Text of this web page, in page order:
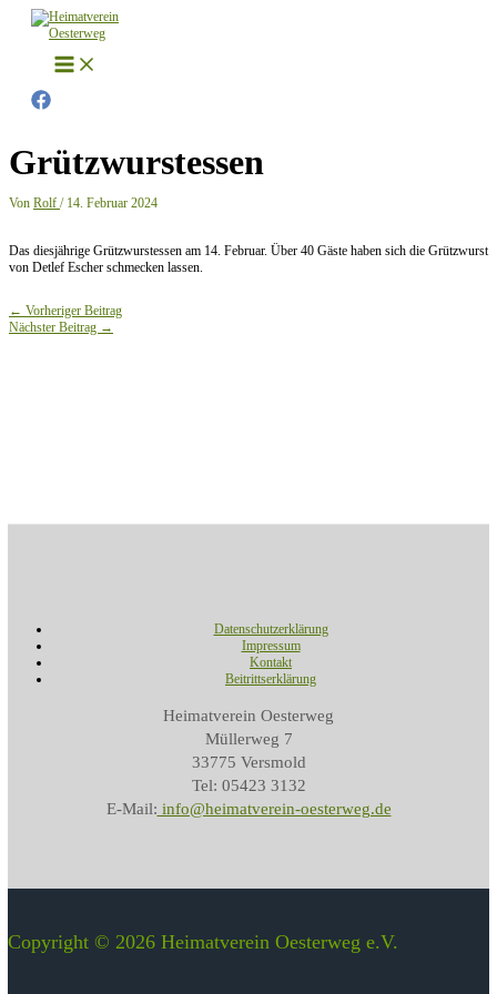
Grützwurstessen
Von Rolf / 14. Februar 2024
Das diesjährige Grützwurstessen am 14. Februar. Über 40 Gäste haben sich die Grützwurst
von Detlef Escher schmecken lassen.
← Vorheriger Beitrag
Nächster Beitrag →
Datenschutzerklärung
Impressum
Kontakt
Beitrittserklärung
Heimatverein Oesterweg
Müllerweg 7
33775 Versmold
Tel: 05423 3132
E-Mail: info@heimatverein-oesterweg.de
Copyright © 2026 Heimatverein Oesterweg e.V.